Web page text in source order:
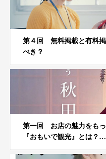
第４回 無料掲載と有料
べき？
第一回 お店の魅力をもっ
『おもいで観光』とは？…